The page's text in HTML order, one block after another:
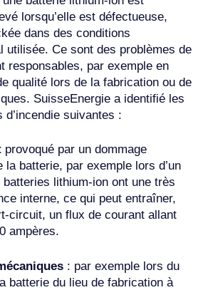
lorsqu’elle est défectueuse,
dans des conditions
utilisée. Ce sont des problèmes de
responsables, par exemple en
qualité lors de la fabrication ou de
SuisseEnergie a identifié les
suivantes :
provoqué par un dommage
la batterie, par exemple lors d’un
lithium-ion ont une très
interne, ce qui peut entraîner,
circuit, un flux de courant allant
ampères.
: par exemple lors du
batterie du lieu de fabrication à